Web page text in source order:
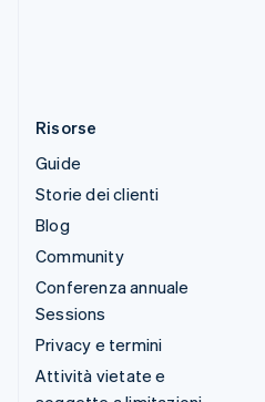
Risorse
Guide
Storie dei clienti
Blog
Community
Conferenza annuale
Sessions
Privacy e termini
Attività vietate e